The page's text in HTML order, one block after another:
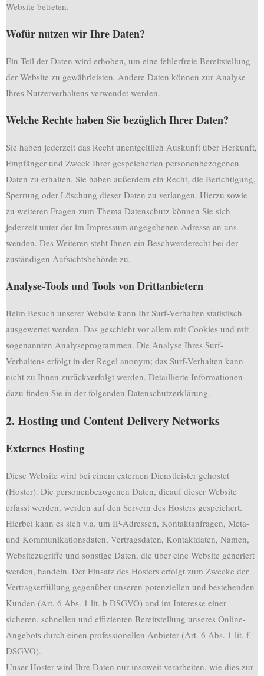
Website betreten.
Wofür nutzen wir Ihre Daten?
Ein Teil der Daten wird erhoben, um eine fehlerfreie Bereitstellung
der Website zu gewährleisten. Andere Daten können zur Analyse
Ihres Nutzerverhaltens verwendet werden.
Welche Rechte haben Sie bezüglich Ihrer Daten?
Sie haben jederzeit das Recht unentgeltlich Auskunft über Herkunft,
Empfänger und Zweck Ihrer gespeicherten personenbezogenen
Daten zu erhalten. Sie haben außerdem ein Recht, die Berichtigung,
Sperrung oder Löschung dieser Daten zu verlangen. Hierzu sowie
zu weiteren Fragen zum Thema Datenschutz können Sie sich
jederzeit unter der im Impressum angegebenen Adresse an uns
wenden. Des Weiteren steht Ihnen ein Beschwerderecht bei der
zuständigen Aufsichtsbehörde zu.
Analyse-Tools und Tools von Drittanbietern
Beim Besuch unserer Website kann Ihr Surf-Verhalten statistisch
ausgewertet werden. Das geschieht vor allem mit Cookies und mit
sogenannten Analyseprogrammen. Die Analyse Ihres Surf-
Verhaltens erfolgt in der Regel anonym; das Surf-Verhalten kann
nicht zu Ihnen zurückverfolgt werden. Detaillierte Informationen
dazu finden Sie in der folgenden Datenschutzerklärung.
2. Hosting und Content Delivery Networks
Externes Hosting
Diese Website wird bei einem externen Dienstleister gehostet
(Hoster). Die personenbezogenen Daten, dieauf dieser Website
erfasst werden, werden auf den Servern des Hosters gespeichert.
Hierbei kann es sich v.a. um IP-Adressen, Kontaktanfragen, Meta-
und Kommunikationsdaten, Vertragsdaten, Kontaktdaten, Namen,
Websitezugriffe und sonstige Daten, die über eine Website generiert
werden, handeln. Der Einsatz des Hosters erfolgt zum Zwecke der
Vertragserfüllung gegenüber unseren potenziellen und bestehenden
Kunden (Art. 6 Abs. 1 lit. b DSGVO) und im Interesse einer
sicheren, schnellen und effizienten Bereitstellung unseres Online-
Angebots durch einen professionellen Anbieter (Art. 6 Abs. 1 lit. f
DSGVO).
Unser Hoster wird Ihre Daten nur insoweit verarbeiten, wie dies zur